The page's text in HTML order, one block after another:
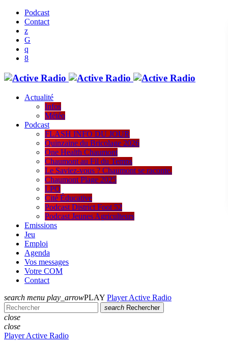
Podcast
Contact
Actualité
Infos
Météo
Podcast
FLASH INFO DU JOUR
Quinzaine du Bricolage 2026
One Health Chaumont
Chaumont au Fil du Temps
Le Saviez-vous ? Chaumont se raconte.
Chaumont Plage 2025
LPO
Cité Éducative
Podcast District Foot 52
Podcast Jeunes Agriculteurs
Emissions
Jeu
Emploi
Agenda
Vos messages
Votre COM
Contact
search menu play_arrowPLAY Player Active Radio
search Rechercher
close
close
Player Active Radio